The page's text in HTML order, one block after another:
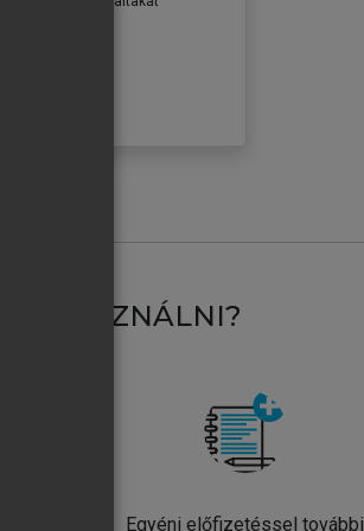
HASZNÁLNI?
Egyéni előfizetéssel további